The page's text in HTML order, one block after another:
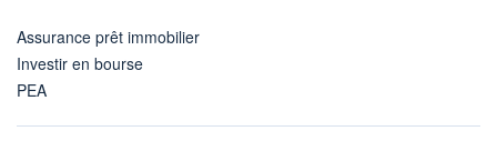
Assurance prêt immobilier
Investir en bourse
PEA